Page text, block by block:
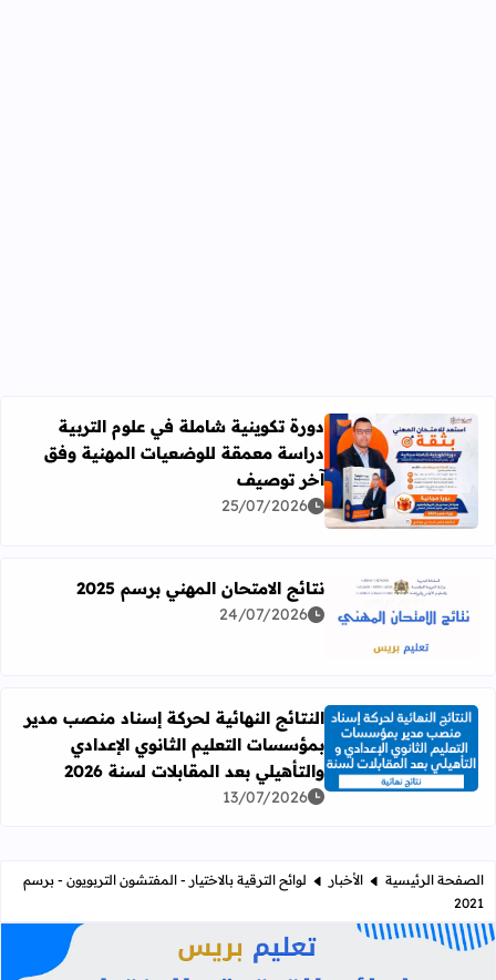
اقرأ المزيد عن دورة تكوينية شاملة في علوم التربية
دورة تكوينية شاملة في علوم التربية
دراسة معمقة للوضعيات المهنية وفق
آخر توصيف
25/07/2026
اقرأ المزيد عن نتائج الامتحان المهني برسم 2025
نتائج الامتحان المهني برسم 2025
24/07/2026
اقرأ المزيد عن النتائج النهائية لحركة إسناد منصب مدير
النتائج النهائية لحركة إسناد منصب مدير
بمؤسسات التعليم الثانوي الإعدادي
والتأهيلي بعد المقابلات لسنة 2026
13/07/2026
الصفحة الرئيسية الأخبار
لوائح الترقية بالاختيار - المفتشون التربويون - برسم
2021